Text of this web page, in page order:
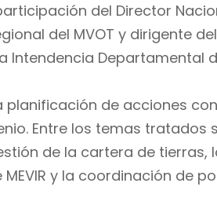
del Director
del MVOT y dirigente
Intendencia Departamental
de acciones
Entre los temas tratados
de la cartera de tierras,
y la coordinación de